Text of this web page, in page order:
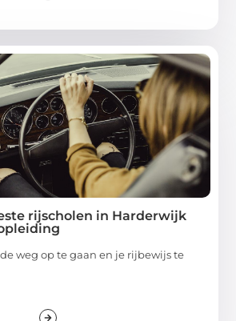
rijscholen in Harderwijk
weg op te gaan en je rijbewijs te